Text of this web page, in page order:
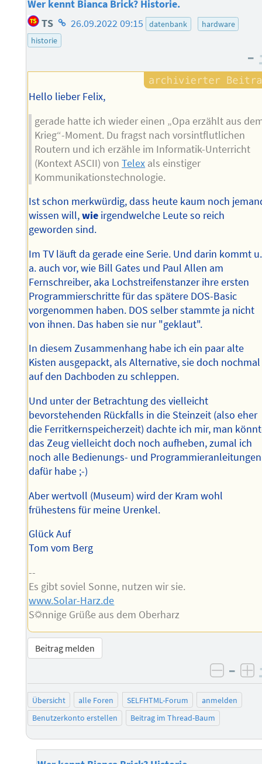
Wer kennt Bianca Brick? Historie.
TS Homepage
des
26.09.2022 09:15 datenbank
hardware
historie
–
Hello lieber Felix,
gerade hatte ich wieder einen „Opa erzählt aus
Krieg“-Moment. Du fragst nach vorsintflutlichen
Routern und ich erzähle im Informatik-Unterricht
(Kontext ASCII) vonTelex als einstiger
Kommunikationstechnologie.
Ist schon merkwürdig, dass heute kaum noch
wissen will,wie irgendwelche Leute so reich
geworden sind.
Im TV läuft da gerade eine Serie. Und darin kommt u.
a. auch vor, wie Bill Gates und Paul Allen am
Fernschreiber, aka Lochstreifenstanzer ihre ersten
Programmierschritte für das spätere DOS-Basic
vorgenommen haben. DOS selber stammte ja nicht
von ihnen. Das haben sie nur "geklaut".
In diesem Zusammenhang habe ich ein paar alte
Kisten ausgepackt, als Alternative, sie doch nochmal
auf den Dachboden zu schleppen.
Und unter der Betrachtung des vielleicht
bevorstehenden Rückfalls in die Steinzeit (also eher
die Ferritkernspeicherzeit) dachte ich mir, man
das Zeug vielleicht doch noch aufheben, zumal ich
noch alle Bedienungs- und Programmieranleitungen
dafür habe ;-)
Aber wertvoll (Museum) wird der Kram wohl
frühestens für meine Urenkel.
Glück Auf
Tom vom Berg
--
Es gibt soviel Sonne, nutzen wir sie.
www.Solar-Harz.de
S☼nnige Grüße aus dem Oberharz
Beitrag melden
–
Übersicht alle Foren SELFHTML-Forum
anmelden
Benutzerkonto erstellen
Beitrag im Thread-Baum